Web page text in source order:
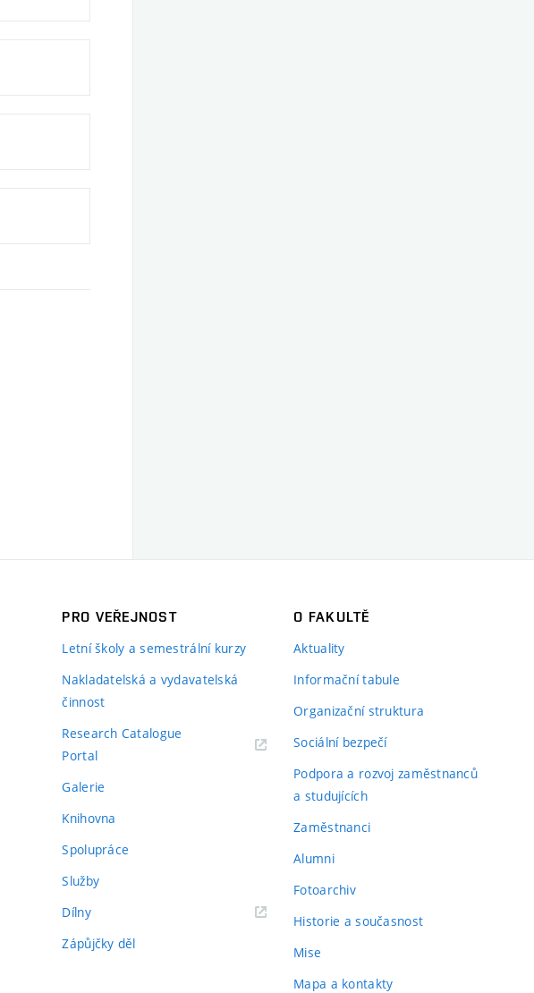
PRO VEŘEJNOST
Letní školy a semestrální kurzy
Nakladatelská a vydavatelská
činnost
Research Catalogue
Portal
Galerie
Knihovna
Spolupráce
Služby
Dílny
Zápůjčky děl
O FAKULTĚ
Aktuality
Informační tabule
Organizační struktura
Sociální bezpečí
Podpora a rozvoj zaměstnanců
a studujících
Zaměstnanci
Alumni
Fotoarchiv
Historie a současnost
Mise
Mapa a kontakty